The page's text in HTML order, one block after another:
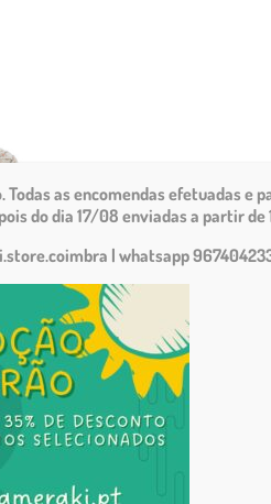
01
Todas as encomendas efetuadas e
do dia 17/08 enviadas a partir de
| whatsapp